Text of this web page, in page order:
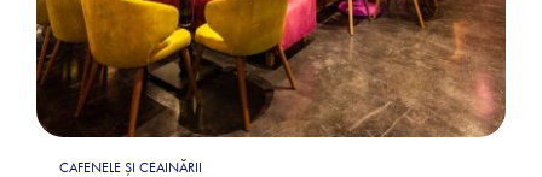
CAFENELE ȘI CEAINĂRII